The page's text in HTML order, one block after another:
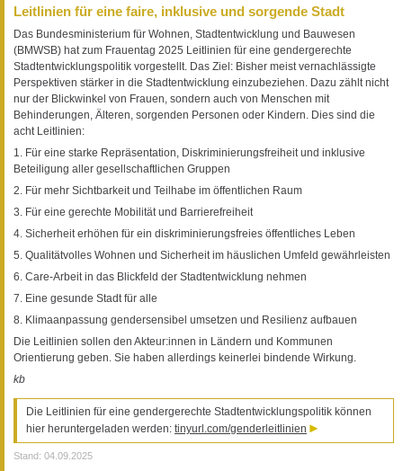
Leitlinien für eine faire, inklusive und sorgende Stadt
Das Bundesministerium für Wohnen, Stadtentwicklung und Bauwesen
(BMWSB) hat zum Frauentag 2025 Leitlinien für eine gendergerechte
Stadtentwicklungspolitik vorgestellt. Das Ziel: Bisher meist vernachlässigte
Perspektiven stärker in die Stadtentwicklung einzubeziehen. Dazu zählt nicht
nur der Blickwinkel von Frauen, sondern auch von Menschen mit
Behinderungen, Älteren, sorgenden Personen oder Kindern. Dies sind die
acht Leitlinien:
1. Für eine starke Repräsentation, Diskriminierungsfreiheit und inklusive
Beteiligung aller gesellschaftlichen Gruppen
2. Für mehr Sichtbarkeit und Teilhabe im öffentlichen Raum
3. Für eine gerechte Mobilität und Barrierefreiheit
4. Sicherheit erhöhen für ein diskriminierungsfreies öffentliches Leben
5. Qualitätvolles Wohnen und Sicherheit im häuslichen Umfeld gewährleisten
6. Care-Arbeit in das Blickfeld der Stadtentwicklung nehmen
7. Eine gesunde Stadt für alle
8. Klimaanpassung gendersensibel umsetzen und Resilienz aufbauen
Die Leitlinien sollen den Akteur:innen in Ländern und Kommunen
Orientierung geben. Sie haben allerdings keinerlei bindende Wirkung.
kb
Die Leitlinien für eine gendergerechte Stadtentwicklungspolitik können
hier heruntergeladen werden: tinyurl.com/genderleitlinien
Stand: 04.09.2025